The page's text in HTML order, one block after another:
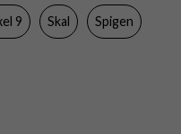
kompatibel
Grön
(PC), Mjukplast (TPU)
9 Skal Spigen